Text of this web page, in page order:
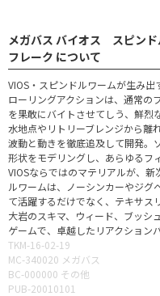
メガバス バイオス スピン
フレーク について
VIOS・スピンドルワームが生み
ローリングアクションは、通常の
を果敢にバイトさせてしう、鮮烈
水地点やリトリーブレンジから離
波動と動きを徹底追及して開発。
形状をモデリングし、あらゆるフ
VIOSならではのマテリアルが、
ルワームは、ノーシンカーやジグ
て活躍するだけでなく、テキサス
大岩のスキマ、ウィード、ブッシ
ゲームで、卓越したリアクション
TKM-16-02-19
MC-340020 メガバス
BC-000000 その他
PUB-20010101